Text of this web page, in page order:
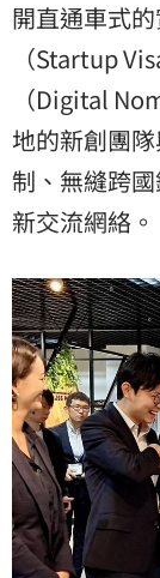
開直通車式
（Startup
（Digital
地的新創團
制、無縫跨
新交流網絡。